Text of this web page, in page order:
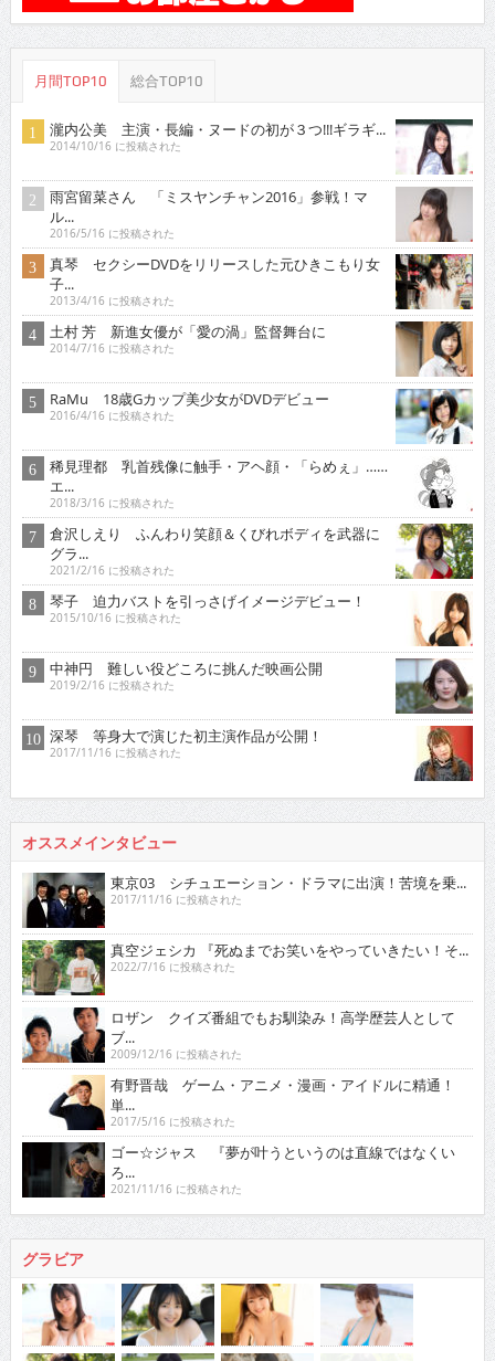
月間TOP10 総合TOP10
瀧内公美 主演・長編・ヌードの初が３つ!!!ギラギ...
2014/10/16 に投稿された
雨宮留菜さん 「ミスヤンチャン2016」参戦！マ
ル...
2016/5/16 に投稿された
真琴 セクシーDVDをリリースした元ひきこもり女
子...
2013/4/16 に投稿された
土村 芳 新進女優が「愛の渦」監督舞台に
2014/7/16 に投稿された
RaMu 18歳Gカップ美少女がDVDデビュー
2016/4/16 に投稿された
稀見理都 乳首残像に触手・アヘ顔・「らめぇ」……
エ...
2018/3/16 に投稿された
倉沢しえり ふんわり笑顔＆くびれボディを武器に
グラ...
2021/2/16 に投稿された
琴子 迫力バストを引っさげイメージデビュー！
2015/10/16 に投稿された
中神円 難しい役どころに挑んだ映画公開
2019/2/16 に投稿された
深琴 等身大で演じた初主演作品が公開！
2017/11/16 に投稿された
オススメインタビュー
東京03 シチュエーション・ドラマに出演！苦境を乗...
2017/11/16 に投稿された
真空ジェシカ 『死ぬまでお笑いをやっていきたい！そ...
2022/7/16 に投稿された
ロザン クイズ番組でもお馴染み！高学歴芸人として
ブ...
2009/12/16 に投稿された
有野晋哉 ゲーム・アニメ・漫画・アイドルに精通！
単...
2017/5/16 に投稿された
ゴー☆ジャス 『夢が叶うというのは直線ではなくい
ろ...
2021/11/16 に投稿された
グラビア